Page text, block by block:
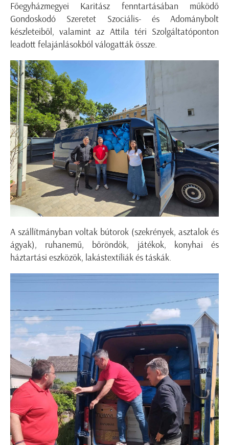
Főegyházmegyei Karitász fenntartásában működő
Gondoskodó Szeretet Szociális- és Adománybolt
készleteiből, valamint az Attila téri Szolgáltatóponton
leadott felajánlásokból válogatták össze.
A szállítmányban voltak bútorok (szekrények, asztalok és
ágyak), ruhanemű, bőröndök, játékok, konyhai és
háztartási eszközök, lakástextíliák és táskák.